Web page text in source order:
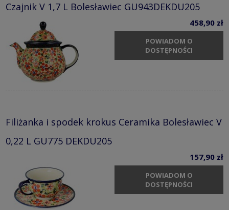
Czajnik V 1,7 L Bolesławiec GU943DEKDU205
458,90 zł
POWIADOM O
DOSTĘPNOŚCI
Filiżanka i spodek krokus Ceramika Bolesławiec V
0,22 L GU775 DEKDU205
157,90 zł
POWIADOM O
DOSTĘPNOŚCI